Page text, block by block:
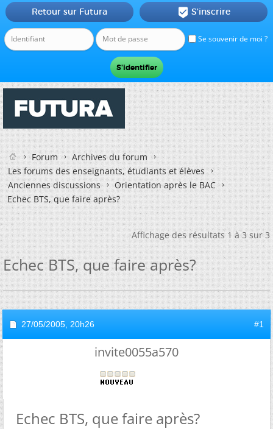
Se souvenir de moi ?
Retour sur Futura  S'inscrire
Forum
Archives du forum
Les forums des enseignants, étudiants et élèves
Anciennes discussions
Orientation après le BAC
Echec BTS, que faire après?
Affichage des résultats 1 à 3 sur 3
Echec BTS, que faire après?
27/05/2005, 20h26 #1
invite0055a570
Echec BTS, que faire après?